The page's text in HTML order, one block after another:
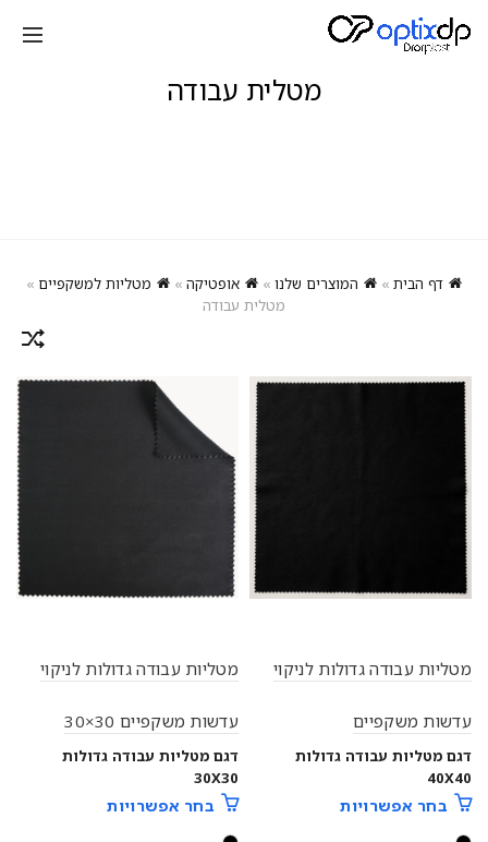
מטלית עבודה
דף הבית » המוצרים שלנו » אופטיקה » מטליות למשקפיים »
מטלית עבודה
מטליות עבודה גדולות לניקוי
עדשות משקפיים
דגם מטליות עבודה גדולות
40X40
בחר אפשרויות
מטליות עבודה גדולות לניקוי
עדשות משקפיים 30×30
דגם מטליות עבודה גדולות
30X30
בחר אפשרויות